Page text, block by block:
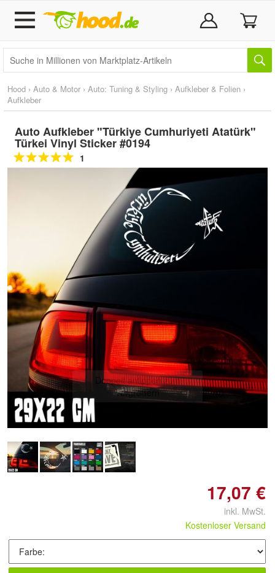
Hood › Auto & Motor › Auto: Tuning & Styling › Aufkleber & Folien ›
Aufkleber
Auto Aufkleber "Türkiye Cumhuriyeti Atatürk"
Türkei Vinyl Sticker #0194
1
Doppelt antippen zum
vergrößern
17,07 €
inkl. MwSt.
Kostenloser Versand